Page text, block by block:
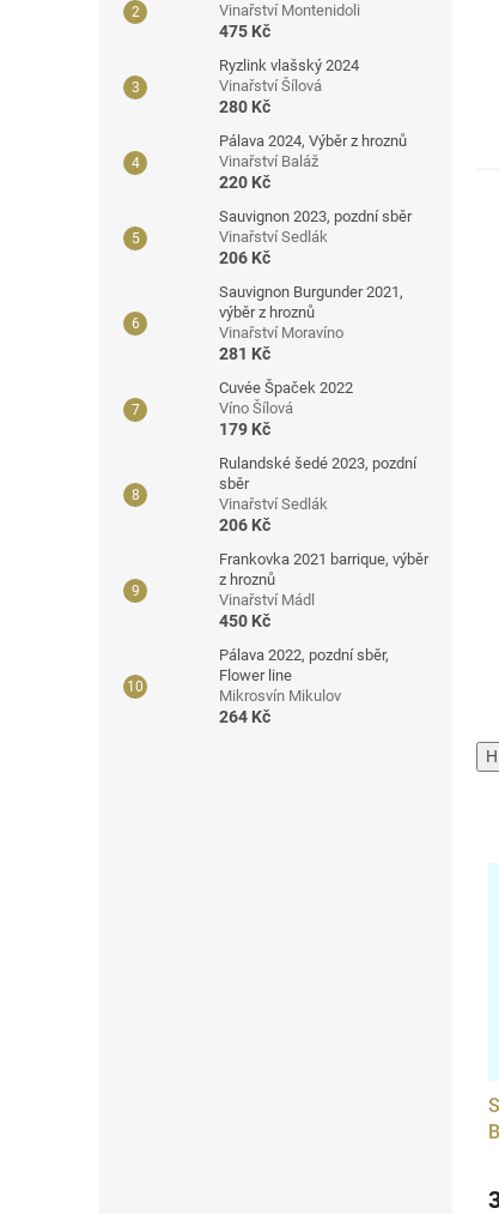
Vinařství Montenidoli
475 Kč
Ryzlink vlašský 2024
Vinařství Šílová
280 Kč
Pálava 2024, Výběr z hroznů
Vinařství Baláž
220 Kč
Sauvignon 2023, pozdní sběr
Vinařství Sedlák
206 Kč
Sauvignon Burgunder 2021,
výběr z hroznů
Vinařství Moravíno
281 Kč
Cuvée Špaček 2022
Víno Šílová
179 Kč
Rulandské šedé 2023, pozdní
sběr
Vinařství Sedlák
206 Kč
Frankovka 2021 barrique, výběr
z hroznů
Vinařství Mádl
450 Kč
Pálava 2022, pozdní sběr,
Flower line
Mikrosvín Mikulov
264 Kč